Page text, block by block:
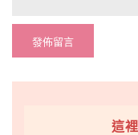
這